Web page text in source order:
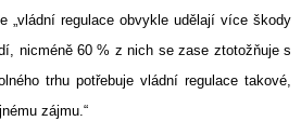
„vládní regulace obvykle udělají více škody
nicméně 60 % z nich se zase ztotožňuje s
trhu potřebuje vládní regulace takové,
zájmu.“